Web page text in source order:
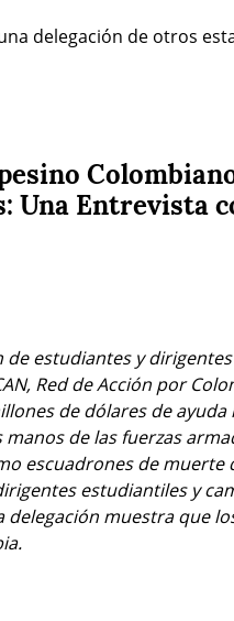
delegación de otros
Una Entrevista
de estudiantes y
Red de Acción por
de dólares de
de las fuerzas
escuadrones de
estudiantiles y
delegación muestra que